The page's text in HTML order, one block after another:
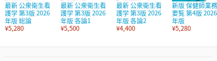
最新 公衆衛生看
護学 第3版 2026
年版 総論
¥5,280
最新 公衆衛生看
護学 第3版 2026
年版 各論1
¥5,500
最新 公衆衛生看
護学 第3版 2026
年版 各論2
¥4,400
新版 保健師業務
要覧 第4版 2026
年版
¥5,280